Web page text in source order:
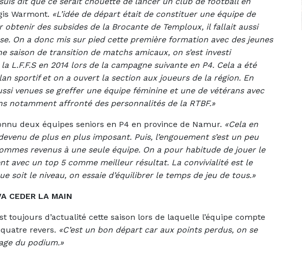
Warmont. «L’idée de départ était de constituer une équipe de
obtenir des subsides de la Brocante de Temploux, il fallait aussi
On a donc mis sur pied cette première formation avec des jeunes
saison de transition de matchs amicaux, on s’est investi
L.F.F.S en 2014 lors de la campagne suivante en P4. Cela a été
sportif et on a ouvert la section aux joueurs de la région. En
venues se greffer une équipe féminine et une de vétérans avec
notamment affronté des personnalités de la RTBF.»
deux équipes seniors en P4 en province de Namur. «Cela en
de plus en plus imposant. Puis, l’engouement s’est un peu
revenus à une seule équipe. On a pour habitude de jouer le
avec un top 5 comme meilleur résultat. La convivialité est le
soit le niveau, on essaie d’équilibrer le temps de jeu de tous.»
CEDER LA MAIN
toujours d’actualité cette saison lors de laquelle l’équipe compte
revers. «C’est un bon départ car aux points perdus, on se
du podium.»